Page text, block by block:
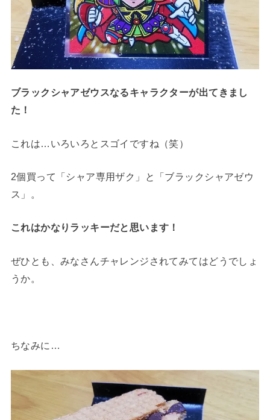
ブラックシャアゼウスなるキャラクターが出てきまし
た！
これは…いろいろとスゴイですね（笑）
2個買って「シャア専用ザク」と「ブラックシャアゼウ
ス」。
これはかなりラッキーだと思います！
ぜひとも、みなさんチャレンジされてみてはどうでしょ
うか。
ちなみに…